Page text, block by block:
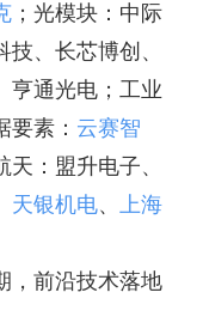
；光模块：中际
技、长芯博创、
亨通光电；工业
要素： 云赛智
天：盟升电子、
天银机电、 上海
，前沿技术落地